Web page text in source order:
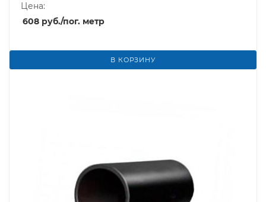
Цена:
608 руб./пог. метр
В КОРЗИНУ